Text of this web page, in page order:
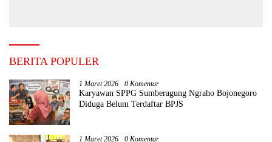
BERITA POPULER
1 Maret 2026 0 Komentar
Karyawan SPPG Sumberagung Ngraho Bojonegoro
Diduga Belum Terdaftar BPJS
1 Maret 2026 0 Komentar